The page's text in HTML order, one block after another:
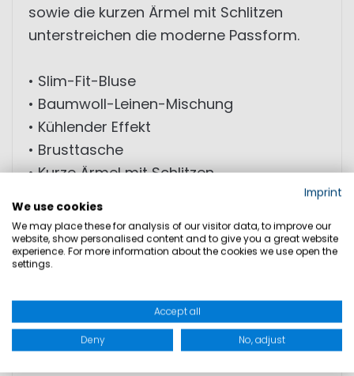
sowie die kurzen Ärmel mit Schlitzen
unterstreichen die moderne Passform.
• Slim-Fit-Bluse
• Baumwoll-Leinen-Mischung
• Kühlender Effekt
• Brusttasche
• Kurze Ärmel mit Schlitzen
körpernahe Passform
MATERIAL: Außenmaterial: 70% Baumwolle;
Imprint
We use cookies
We may place these for analysis of our visitor data, to improve our
website, show personalised content and to give you a great website
experience. For more information about the cookies we use open the
settings.
Accept all
Deny No, adjust